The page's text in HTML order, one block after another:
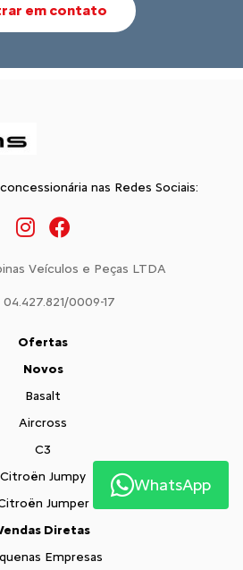
em contato
nas Redes Sociais:
Veículos e Peças LTDA
04.427.821/0009-17
Ofertas
Novos
Basalt
Aircross
C3
Citroën Jumpy
Jumper
Diretas
Empresas
WhatsApp